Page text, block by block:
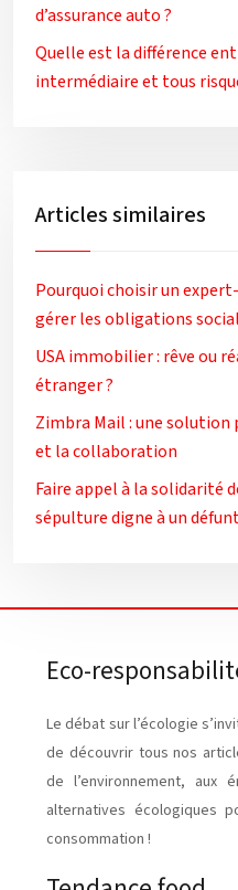
d’assurance auto ?
Quelle est la différence
intermédiaire et tous
Articles similaires
Pourquoi choisir un
gérer les obligations
USA immobilier : rêve ou
étranger ?
Zimbra Mail : une
et la collaboration
Faire appel à la solidarité
sépulture digne à un
Eco-
Le débat sur l’écologie
de découvrir tous nos
de l’environnement, aux
alternatives écologiques
consommation !